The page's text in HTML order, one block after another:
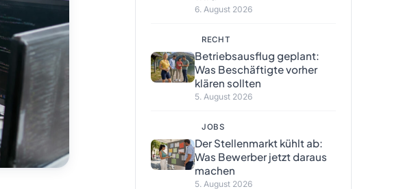
6. August 2026
RECHT
Betriebsausflug geplant:
Was Beschäftigte vorher
klären sollten
5. August 2026
JOBS
Der Stellenmarkt kühlt ab:
Was Bewerber jetzt daraus
machen
5. August 2026